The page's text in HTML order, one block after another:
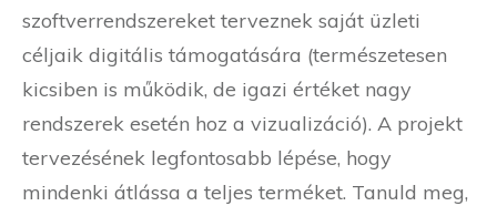
szoftverrendszereket terveznek saját üzleti
céljaik digitális támogatására (természetesen
kicsiben is működik, de igazi értéket nagy
rendszerek esetén hoz a vizualizáció). A projekt
tervezésének legfontosabb lépése, hogy
mindenki átlássa a teljes terméket. Tanuld meg,